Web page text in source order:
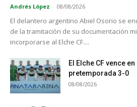
Andrés López - 08/08/2026
El delantero argentino Abiel Osorio se
de la tramitación de su documentación
incorporarse al Elche CF....
El Elche CF vence
pretemporada 3-0
08/08/2026